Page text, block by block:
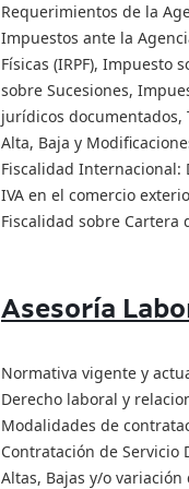
Requerimientos de la
Impuestos ante la
Físicas (IRPF), Impuesto
sobre Sucesiones,
jurídicos documentados,
Alta, Baja y
Fiscalidad Internacional:
IVA en el comercio
Fiscalidad sobre Cartera
Asesoría
Normativa vigente y
Derecho laboral y
Modalidades de
Contratación de Servicio
Altas, Bajas y/o